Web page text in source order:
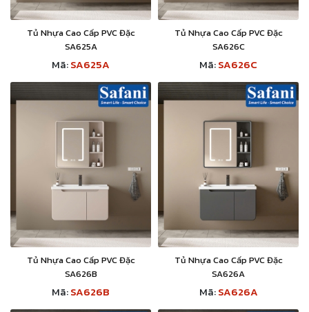
Tủ Nhựa Cao Cấp PVC Đặc
SA625A
Mã:SA625A
Tủ Nhựa Cao Cấp PVC Đặc
SA626C
Mã:SA626C
Tủ Nhựa Cao Cấp PVC Đặc
SA626B
Mã:SA626B
Tủ Nhựa Cao Cấp PVC Đặc
SA626A
Mã:SA626A